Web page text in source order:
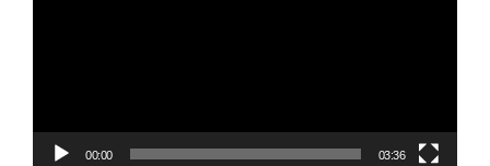
00:00 03:36